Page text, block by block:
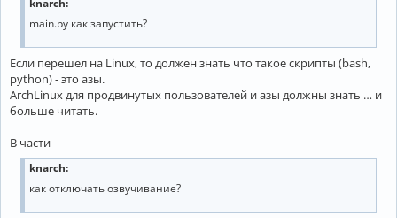
knarch:
main.py как запустить?
Если перешел на Linux, то должен знать что такое скрипты (bash,
python) - это азы.
ArchLinux для продвинутых пользователей и азы должны знать … и
больше читать.
В части
knarch:
как отключать озвучивание?